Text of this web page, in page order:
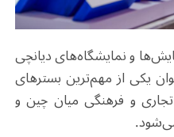
و نمایشگاه‌های دیانچی
یکی از مهم‌ترین بسترهای
و فرهنگی میان چین و
.